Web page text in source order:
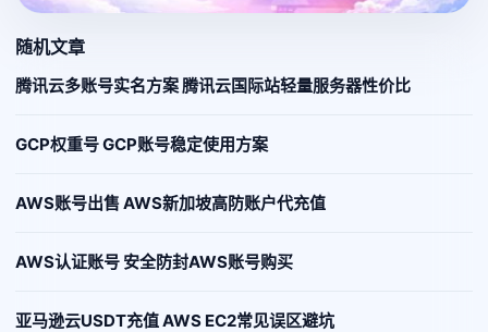
随机文章
腾讯云多账号实名方案 腾讯云国际站轻量服务器性价比
GCP权重号 GCP账号稳定使用方案
AWS账号出售 AWS新加坡高防账户代充值
AWS认证账号 安全防封AWS账号购买
亚马逊云USDT充值 AWS EC2常见误区避坑